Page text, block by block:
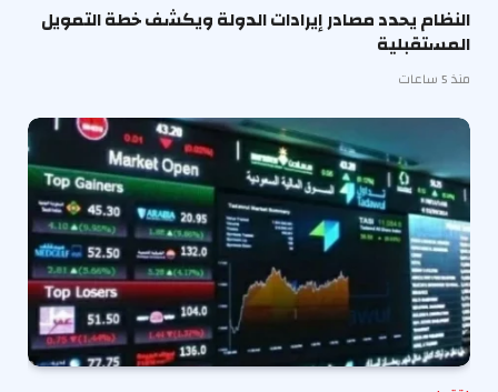
النظام يحدد مصادر إيرادات الدولة ويكشف خطة التمويل
المستقبلية
منذ 5 ساعات